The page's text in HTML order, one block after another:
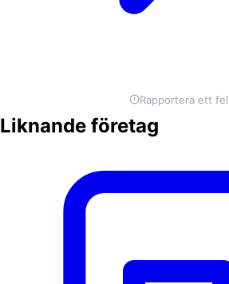
Rapportera ett fel
Liknande företag